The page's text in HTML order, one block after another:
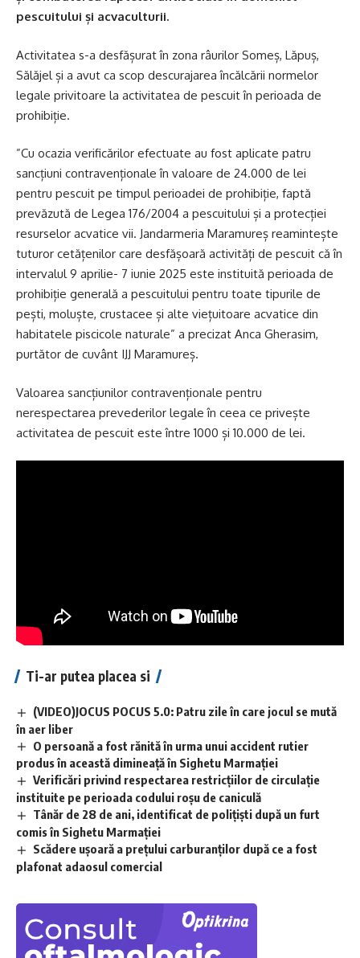
pescuitului și acvaculturii.
Activitatea s-a desfășurat în zona râurilor Someș, Lăpuș,
Sălăjel și a avut ca scop descurajarea încălcării normelor
legale privitoare la activitatea de pescuit în perioada de
prohibiție.
”Cu ocazia verificărilor efectuate au fost aplicate patru
sancțiuni contravenționale în valoare de 24.000 de lei
pentru pescuit pe timpul perioadei de prohibiție, faptă
prevăzută de Legea 176/2004 a pescuitului și a protecției
resurselor acvatice vii. Jandarmeria Maramureș reamintește
tuturor cetățenilor care desfășoară activități de pescuit că în
intervalul 9 aprilie- 7 iunie 2025 este instituită perioada de
prohibiție generală a pescuitului pentru toate tipurile de
pești, moluște, crustacee și alte viețuitoare acvatice din
habitatele piscicole naturale” a precizat Anca Gherasim,
purtător de cuvânt IJJ Maramureș.
Valoarea sancțiunilor contravenționale pentru
nerespectarea prevederilor legale în ceea ce privește
activitatea de pescuit este între 1000 și 10.000 de lei.
Ti-ar putea placea si
(VIDEO)JOCUS POCUS 5.0: Patru zile în care jocul se mută
în aer liber
O persoană a fost rănită în urma unui accident rutier
produs în această dimineață în Sighetu Marmației
Verificări privind respectarea restricțiilor de circulație
instituite pe perioada codului roșu de caniculă
Tânăr de 28 de ani, identificat de polițiști după un furt
comis în Sighetu Marmației
Scădere ușoară a prețului carburanților după ce a fost
plafonat adaosul comercial